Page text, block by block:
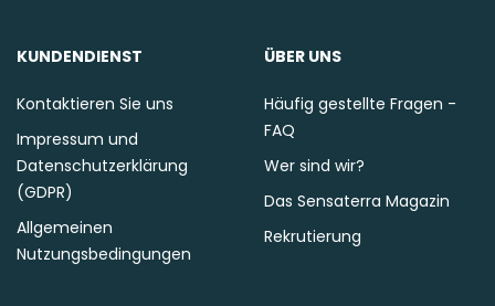
KUNDENDIENST
Kontaktieren Sie uns
Impressum und
Datenschutzerklärung
(GDPR)
Allgemeinen
Nutzungsbedingungen
ÜBER UNS
Häufig gestellte Fragen -
FAQ
Wer sind wir?
Das Sensaterra Magazin
Rekrutierung